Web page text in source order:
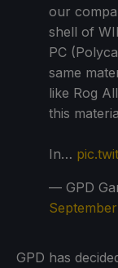
our
shell of
PC
same
like Rog
this
In…
— GPD
GPD has